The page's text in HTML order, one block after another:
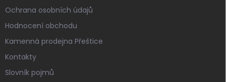
Ochrana osobních údajů
Hodnocení obchodu
Kamenná prodejna Přeštice
Kontakty
Slovník pojmů